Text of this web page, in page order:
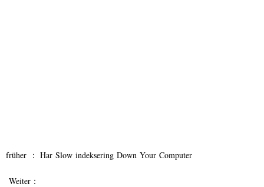
früher ： Har Slow indeksering Down Your Computer
Weiter：